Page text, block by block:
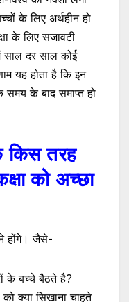
के लिए अर्थहीन हो
के लिए सजावटी
साल दर साल कोई
यह होता है कि इन
समय के बाद समाप्त हो
किस तरह
को अच्छा
होंगे। जैसे-
के बच्चे बैठते है?
क्या सिखाना चाहते